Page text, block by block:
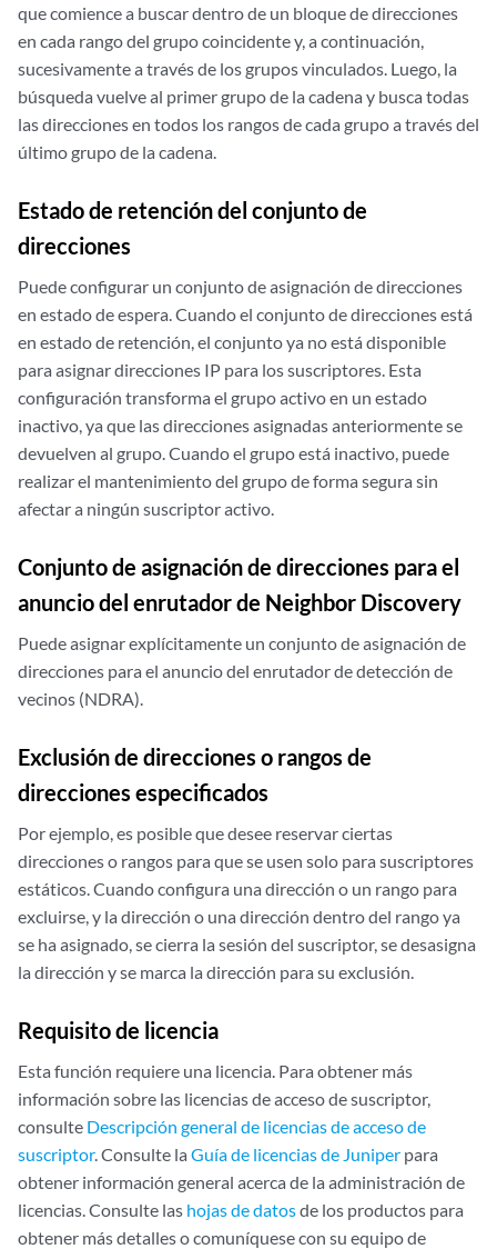
que comience a buscar dentro de un bloque de direcciones
en cada rango del grupo coincidente y, a continuación,
sucesivamente a través de los grupos vinculados. Luego, la
búsqueda vuelve al primer grupo de la cadena y busca todas
las direcciones en todos los rangos de cada grupo a través del
último grupo de la cadena.
Estado de retención del conjunto de
direcciones
Puede configurar un conjunto de asignación de direcciones
en estado de espera. Cuando el conjunto de direcciones está
en estado de retención, el conjunto ya no está disponible
para asignar direcciones IP para los suscriptores. Esta
configuración transforma el grupo activo en un estado
inactivo, ya que las direcciones asignadas anteriormente se
devuelven al grupo. Cuando el grupo está inactivo, puede
realizar el mantenimiento del grupo de forma segura sin
afectar a ningún suscriptor activo.
Conjunto de asignación de direcciones para el
anuncio del enrutador de Neighbor Discovery
Puede asignar explícitamente un conjunto de asignación de
direcciones para el anuncio del enrutador de detección de
vecinos (NDRA).
Exclusión de direcciones o rangos de
direcciones especificados
Por ejemplo, es posible que desee reservar ciertas
direcciones o rangos para que se usen solo para suscriptores
estáticos. Cuando configura una dirección o un rango para
excluirse, y la dirección o una dirección dentro del rango ya
se ha asignado, se cierra la sesión del suscriptor, se desasigna
la dirección y se marca la dirección para su exclusión.
Requisito de licencia
Esta función requiere una licencia. Para obtener más
información sobre las licencias de acceso de suscriptor,
consulte Descripción general de licencias de acceso de
suscriptor. Consulte la Guía de licencias de Juniper para
obtener información general acerca de la administración de
licencias. Consulte las hojas de datosde los productos para
obtener más detalles o comuníquese con su equipo de